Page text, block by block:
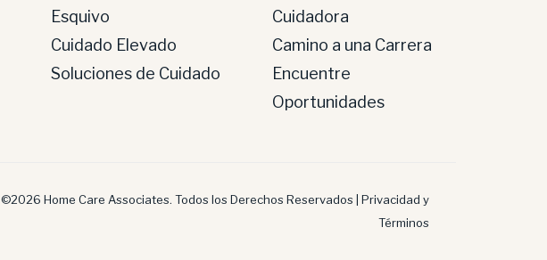
Esquivo
Cuidado Elevado
Soluciones de Cuidado
Cuidadora
Camino a una Carrera
Encuentre
Oportunidades
©2026 Home Care Associates. Todos los Derechos Reservados | Privacidad y
Términos